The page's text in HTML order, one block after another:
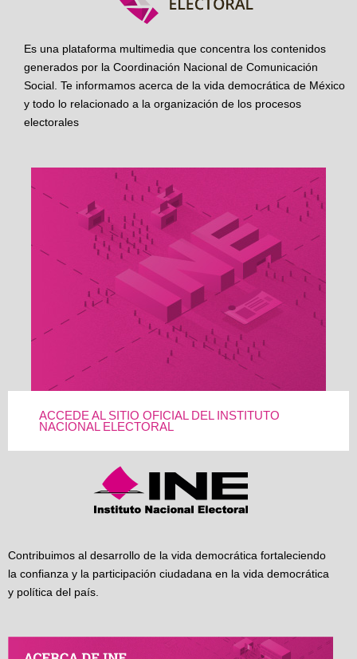
Es una plataforma multimedia que concentra los contenidos
generados por la Coordinación Nacional de Comunicación
Social. Te informamos acerca de la vida democrática de México
y todo lo relacionado a la organización de los procesos
electorales
ACCEDE AL SITIO OFICIAL DEL INSTITUTO
NACIONAL ELECTORAL
Contribuimos al desarrollo de la vida democrática fortaleciendo
la confianza y la participación ciudadana en la vida democrática
y política del país.